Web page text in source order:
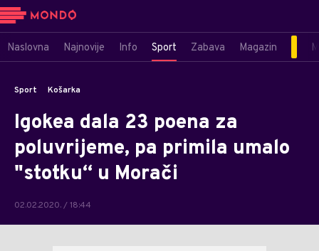
Naslovna Najnovije Info Sport Zabava Magazin
Sport Košarka
Igokea dala 23 poena za
poluvrijeme, pa primila umalo
"stotku“ u Morači
02.02.2020. / 18:44